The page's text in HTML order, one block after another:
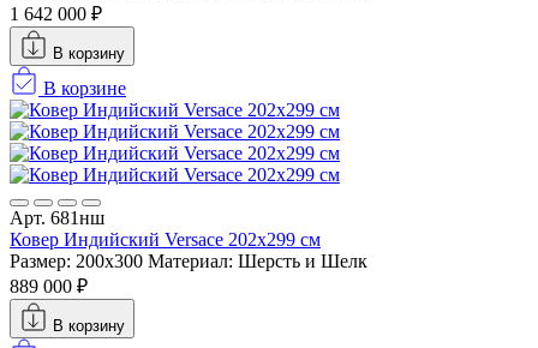
1 642 000 ₽
В корзину
В корзине
Арт. 681нш
Ковер Индийский Versace 202x299 см
Размер: 200x300 Материал: Шерсть и Шелк
889 000 ₽
В корзину